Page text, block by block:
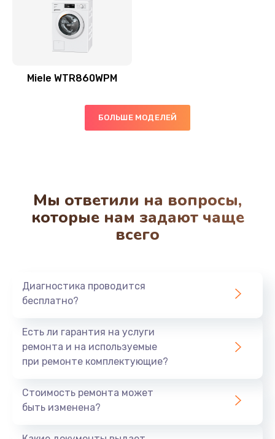
Miele WTR860WPM
БОЛЬШЕ МОДЕЛЕЙ
Мы ответили на вопросы,
которые нам задают чаще
всего
Диагностика проводится
бесплатно?
Есть ли гарантия на услуги
ремонта и на используемые
при ремонте комплектующие?
Стоимость ремонта может
быть изменена?